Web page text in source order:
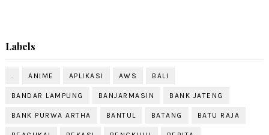
Labels
. ANIME APLIKASI AWS BALI
BANDAR LAMPUNG BANJARMASIN BANK JATENG
BANK PURWA ARTHA BANTUL BATANG BATU RAJA